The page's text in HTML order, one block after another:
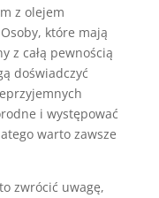
z olejem
które mają
z całą pewnością
doświadczyć
i występować
warto zawsze
zwrócić uwagę,